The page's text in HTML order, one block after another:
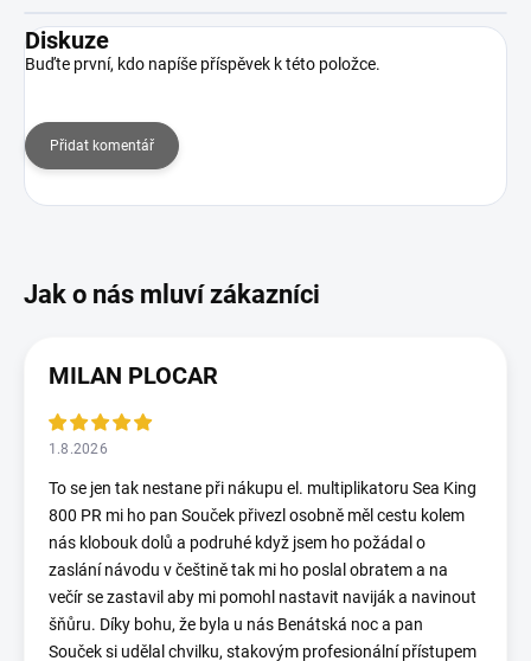
Diskuze
Buďte první, kdo napíše příspěvek k této položce.
Přidat komentář
MILAN PLOCAR
1.8.2026
To se jen tak nestane při nákupu el. multiplikatoru Sea King
800 PR mi ho pan Souček přivezl osobně měl cestu kolem
nás klobouk dolů a podruhé když jsem ho požádal o
zaslání návodu v češtině tak mi ho poslal obratem a na
večír se zastavil aby mi pomohl nastavit naviják a navinout
šňůru. Díky bohu, že byla u nás Benátská noc a pan
Souček si udělal chvilku, stakovým profesionální přístupem